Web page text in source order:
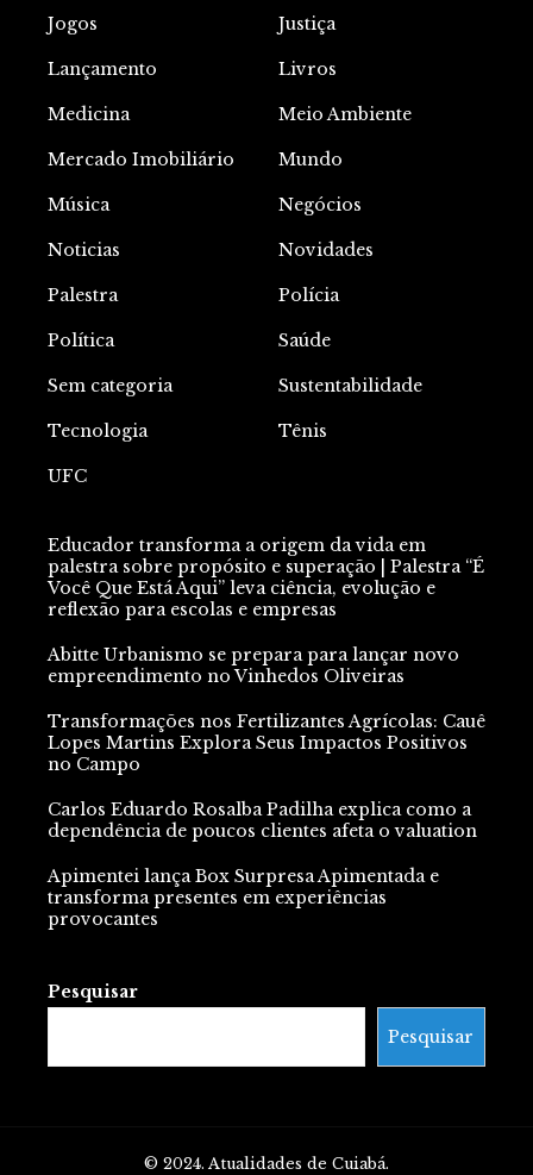
Jogos Justiça
Lançamento Livros
Medicina Meio Ambiente
Mercado Imobiliário Mundo
Música Negócios
Noticias Novidades
Palestra Polícia
Política Saúde
Sem categoria Sustentabilidade
Tecnologia Tênis
UFC
Educador transforma a origem da vida em
palestra sobre propósito e superação | Palestra “É
Você Que Está Aqui” leva ciência, evolução e
reflexão para escolas e empresas
Abitte Urbanismo se prepara para lançar novo
empreendimento no Vinhedos Oliveiras
Transformações nos Fertilizantes Agrícolas: Cauê
Lopes Martins Explora Seus Impactos Positivos
no Campo
Carlos Eduardo Rosalba Padilha explica como a
dependência de poucos clientes afeta o valuation
Apimentei lança Box Surpresa Apimentada e
transforma presentes em experiências
provocantes
Pesquisar
Pesquisar
© 2024. Atualidades de Cuiabá.